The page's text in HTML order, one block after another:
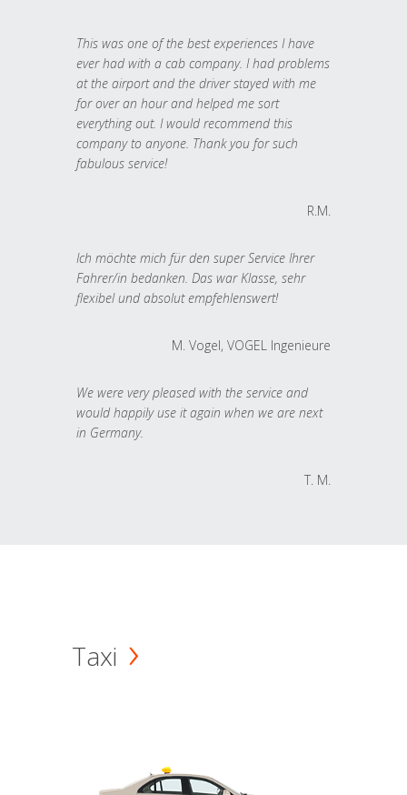
This was one of the best experiences I have
ever had with a cab company. I had problems
at the airport and the driver stayed with me
for over an hour and helped me sort
everything out. I would recommend this
company to anyone. Thank you for such
fabulous service!
R.M.
Ich möchte mich für den super Service Ihrer
Fahrer/in bedanken. Das war Klasse, sehr
flexibel und absolut empfehlenswert!
M. Vogel, VOGEL Ingenieure
We were very pleased with the service and
would happily use it again when we are next
in Germany.
T. M.
Taxi